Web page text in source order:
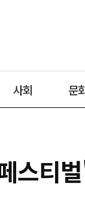
사회 문
스티